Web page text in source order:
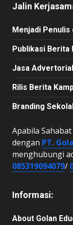
Jalin
Menjadi Penulis
Publikasi Berita
Jasa
Rilis Berita
Branding
Apabila
dengan PT.
menghubungi
085319094079/
Informasi:
About Golan